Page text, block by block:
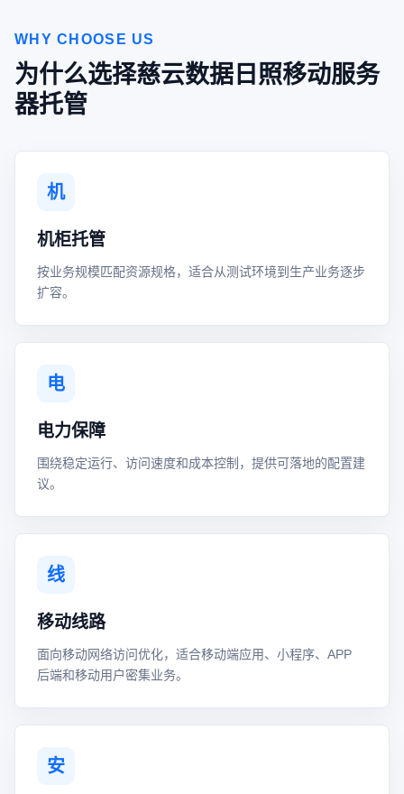
WHY CHOOSE US
为什么选择慈云数据日照移动服务
器托管
机
机柜托管
按业务规模匹配资源规格，适合从测试环境到生产业务逐步
扩容。
电
电力保障
围绕稳定运行、访问速度和成本控制，提供可落地的配置建
议。
线
移动线路
面向移动网络访问优化，适合移动端应用、小程序、APP
后端和移动用户密集业务。
安